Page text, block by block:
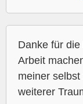
Danke für
Arbeit
meiner
weiterer